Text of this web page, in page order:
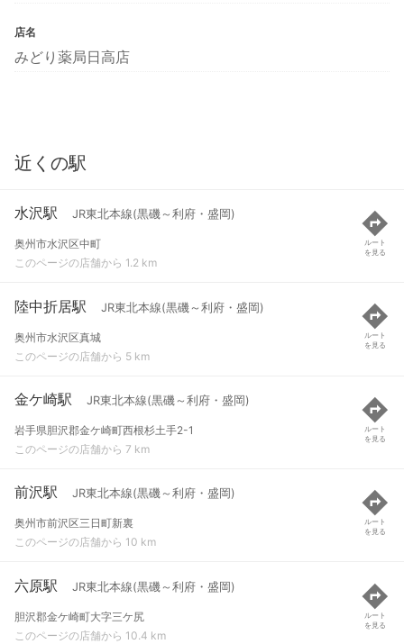
店名
みどり薬局日高店
近くの駅
水沢駅 JR東北本線(黒磯～利府・盛岡)
奥州市水沢区中町
このページの店舗から 1.2 km
ルート
を見る
陸中折居駅 JR東北本線(黒磯～利府・盛岡)
奥州市水沢区真城
このページの店舗から 5 km
ルート
を見る
金ケ崎駅 JR東北本線(黒磯～利府・盛岡)
岩手県胆沢郡金ケ崎町西根杉土手2-1
このページの店舗から 7 km
ルート
を見る
前沢駅 JR東北本線(黒磯～利府・盛岡)
奥州市前沢区三日町新裏
このページの店舗から 10 km
ルート
を見る
六原駅 JR東北本線(黒磯～利府・盛岡)
胆沢郡金ケ崎町大字三ケ尻
このページの店舗から 10.4 km
ルート
を見る